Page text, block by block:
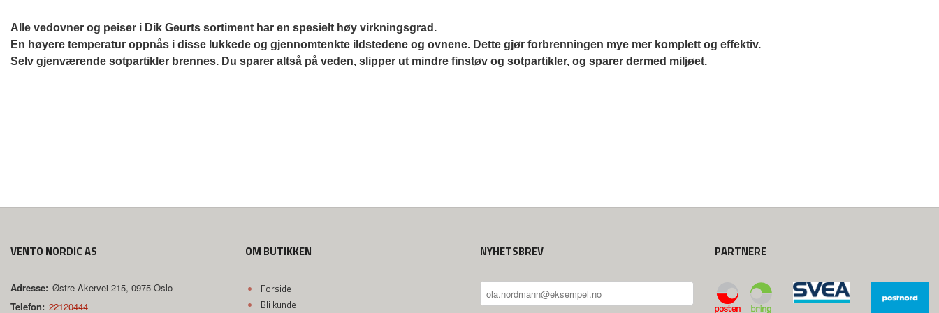
Alle vedovner og peiser i Dik Geurts sortiment har en spesielt høy virkningsgrad.
En høyere temperatur oppnås i disse lukkede og gjennomtenkte ildstedene og ovnene. Dette gjør forbrenningen mye mer komplett og effektiv.
Selv gjenværende sotpartikler brennes. Du sparer altså på veden, slipper ut mindre finstøv og sotpartikler, og sparer dermed miljøet.
VENTO NORDIC AS
Adresse: Østre Akervei 215, 0975 Oslo
Telefon: 22120444
OM BUTIKKEN
Forside
Bli kunde
NYHETSBREV PARTNERE